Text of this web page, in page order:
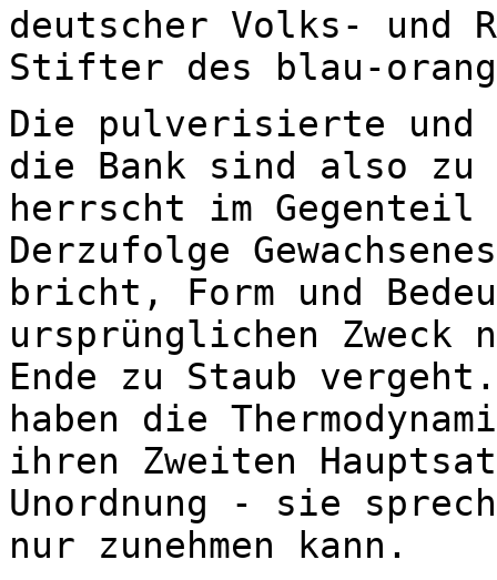
deutscher Volks- und
Stifter des blau-
Die pulverisierte und
die Bank sind also zu
herrscht im Gegenteil
Derzufolge
bricht, Form und
ursprünglichen Zweck
Ende zu Staub
haben die
ihren Zweiten
Unordnung - sie
nur zunehmen kann.